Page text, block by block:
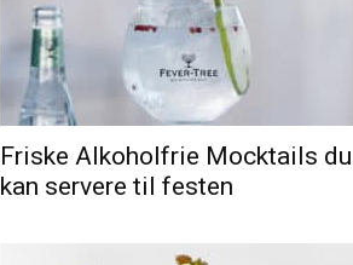
Friske Alkoholfrie Mocktails du
kan servere til festen